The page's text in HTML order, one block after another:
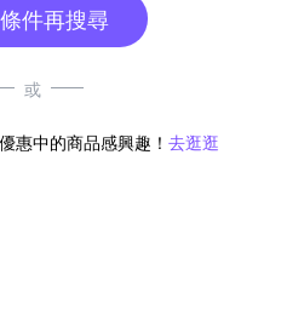
件再搜尋
或
惠中的商品感興趣！ 去逛逛